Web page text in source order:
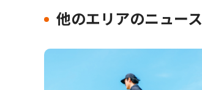
他のエリアのニュース